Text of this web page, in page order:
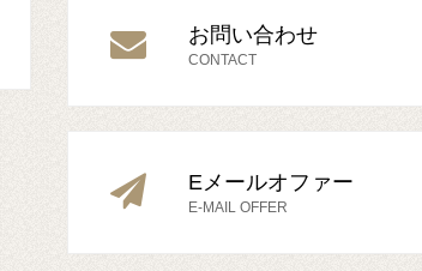
お問い合わせ
CONTACT
Eメールオファー
E-MAIL OFFER